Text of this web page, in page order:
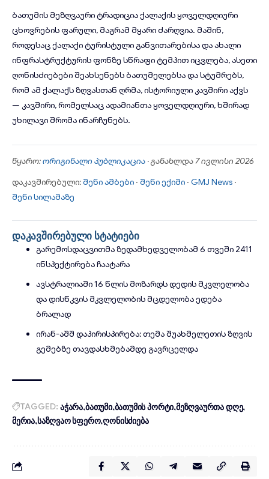
ბათუმის მეზღვაური ტრადიცია ქალაქის ყოველდღიური
ცხოვრების ფარული, მაგრამ მყარი ძარღვია. მაშინ,
როდესაც ქალაქი ტურისტული განვითარებისა და ახალი
ინფრასტრუქტურის ფონზე სწრაფი ტემპით იცვლება, ასეთი
ღონისძიებები შეახსენებს ბათუმელებსა და სტუმრებს,
რომ ამ ქალაქს ზღვასთან ღრმა, ისტორიული კავშირი აქვს
— კავშირი, რომელსაც ადამიანთა ყოველდღიური, ხშირად
უხილავი შრომა ინარჩუნებს.
წყარო:ორიგინალი პუბლიკაცია · განახლდა 7 ივლისი 2026
დაკავშირებული:შენი ამბები · შენი ექიმი · GMJ News ·
შენი სილამაზე
დაკავშირებული სტატიები
გარემოსდაცვითმა ზედამხედველობამ 6 თვეში 2411
ინსპექტირება ჩაატარა
ავსტრალიაში 16 წლის მოზარდს დედის მკვლელობა
და დისწკვის მკვლელობის მცდელობა ედება
ბრალად
ირან-აშშ დაპირისპირება: თემა შუახმელეთის ზღვის
გემებზე თავდასხმებამდე გავრცელდა
TAGGED: აჭარა ბათუმი ბათუმის პორტი მეზღვაურთა დღე
მერია საზღვაო სფერო ღონისძიება